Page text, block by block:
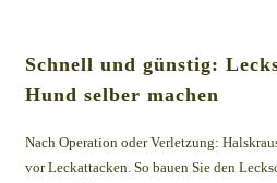
Schnell und günstig:
Hund selber machen
Nach Operation oder Verletzung:
vor Leckattacken. So bauen Sie den